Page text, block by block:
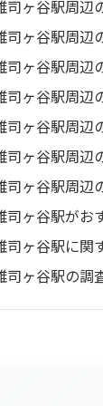
司ヶ谷駅周辺
司ヶ谷駅周辺
司ヶ谷駅周辺
司ヶ谷駅周辺
司ヶ谷駅周辺
司ヶ谷駅周辺
司ヶ谷駅周辺
司ヶ谷駅がお
司ヶ谷駅に関
司ヶ谷駅の調